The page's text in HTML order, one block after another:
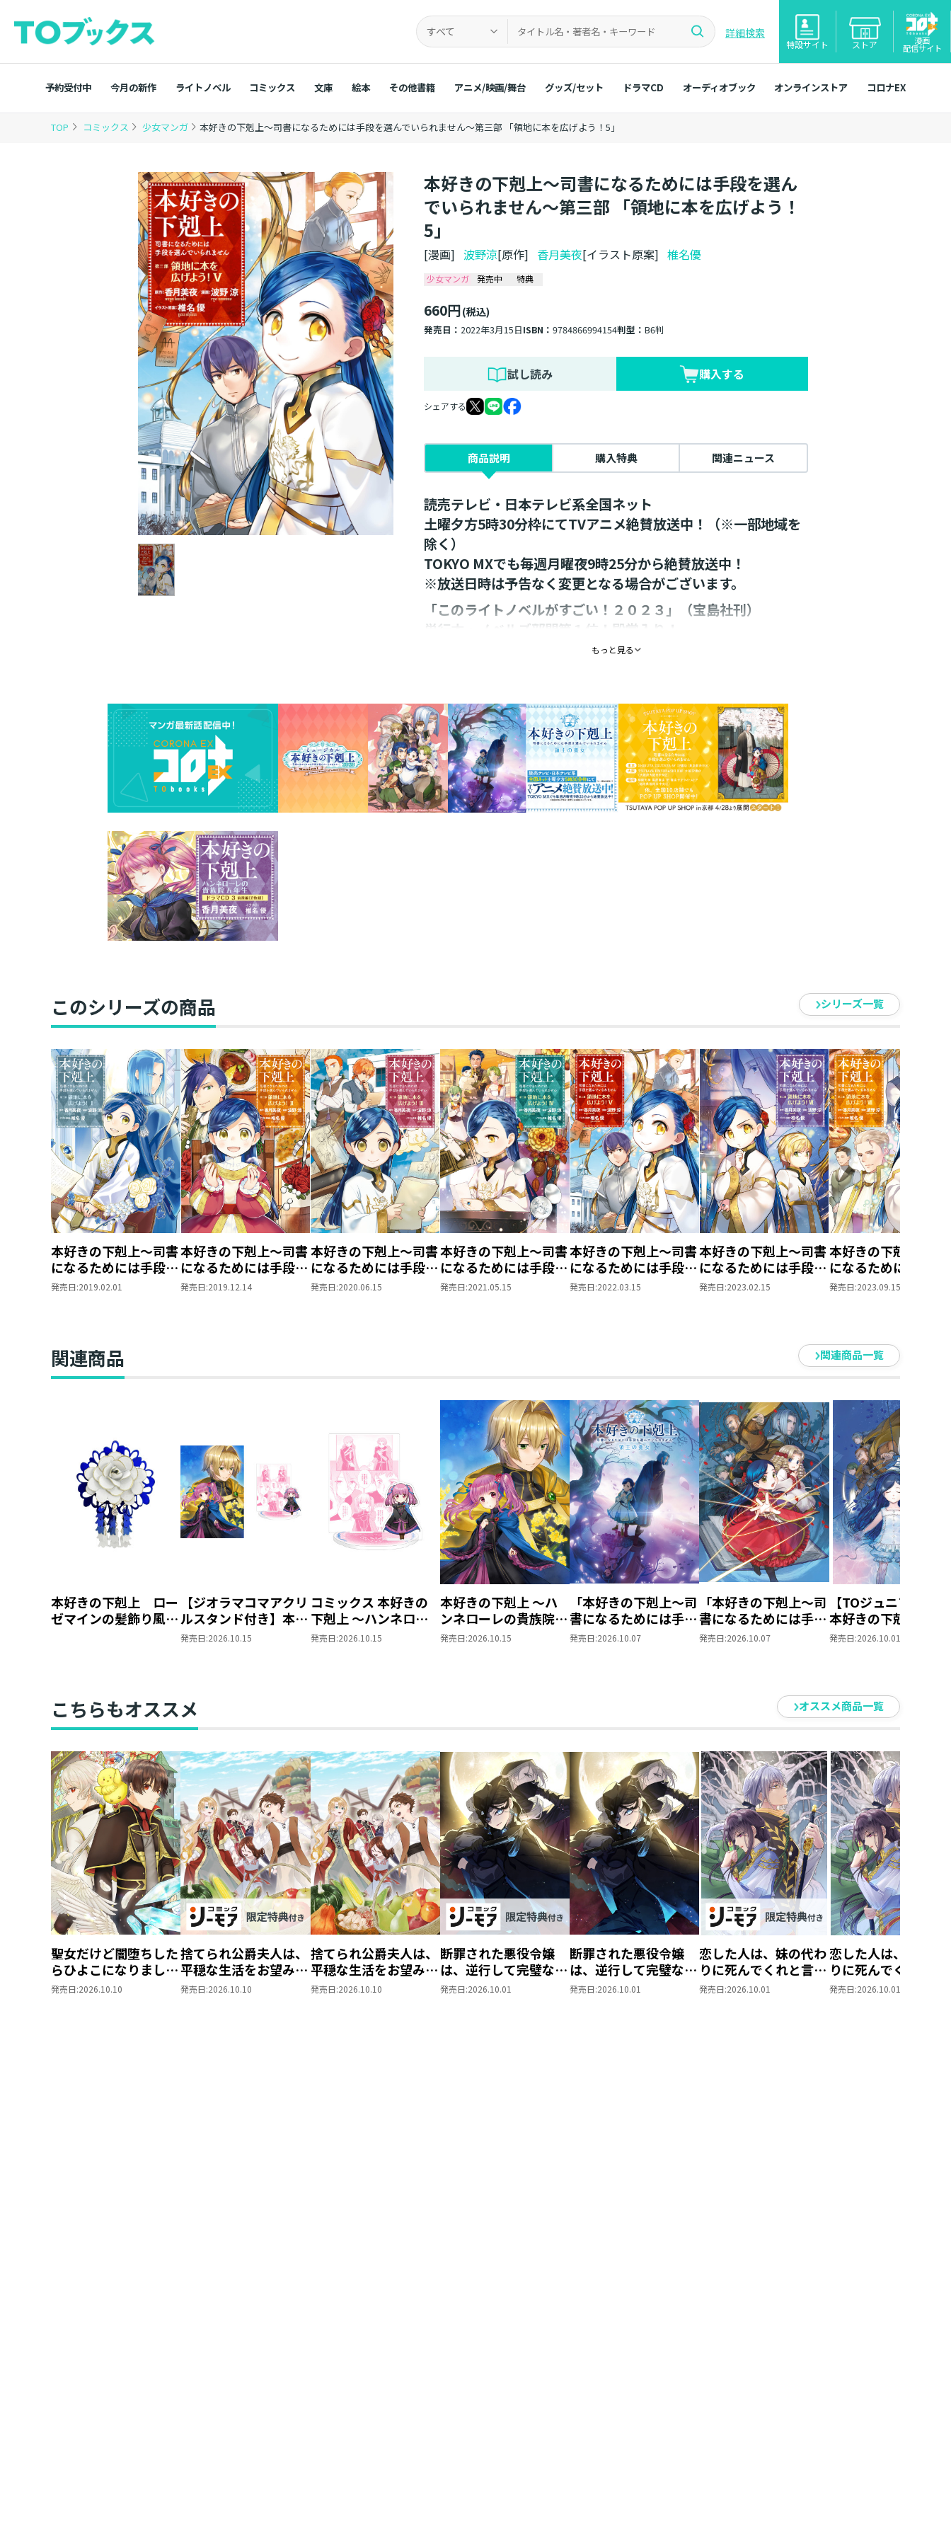
すべて 詳細検索
特設サイト ストア 漫画
配信サイト
予約受付中 今月の新作 ライトノベル コミックス 文庫 絵本 その他書籍 アニメ/映画/舞台 グッズ/セット ドラマCD オーディオブック オンラインストア コロナEX
TOP コミックス 少女マンガ 本好きの下剋上～司書になるためには手段を選んでいられません～第三部 「領地に本を広げよう！5」
本好きの下剋上～司書になるためには手段を選ん
でいられません～第三部 「領地に本を広げよう！
5」
[漫画]波野涼[原作] 香月美夜[イラスト原案]椎名優
少女マンガ 発売中 特典
660円(税込)
発売日：2022年3月15日ISBN：9784866994154判型：B6判
試し読み 購入する
シェアする
商品説明 購入特典 関連ニュース
読売テレビ・日本テレビ系全国ネット
土曜夕方5時30分枠にてTVアニメ絶賛放送中！（※一部地域を
除く）
TOKYO MXでも毎週月曜夜9時25分から絶賛放送中！
※放送日時は予告なく変更となる場合がございます。
「このライトノベルがすごい！２０２３」（宝島社刊）
単行本・ノベルズ部門第１位！殿堂入り！
シリーズ累計８００万部突破！（電子書籍を含む）
女性部門ランキング第１位！
単行本・ノベルズ部門第３位！
大人気ビブリア・ファンタジー第三部コミカライズ第５弾！！
ハッセの小神殿で孤児たちを引き取ったローゼマイン。
神殿と町での暮らしの違いを目の当たりにした孤児たちへの教育方針を固
もっと見る
このシリーズの商品 シリーズ一覧
本好きの下剋上～司書
になるためには手段を
選んでいられません～
発売日:2019.02.01
本好きの下剋上～司書
になるためには手段を
選んでいられません～
発売日:2019.12.14
本好きの下剋上～司書
になるためには手段を
選んでいられません～
発売日:2020.06.15
本好きの下剋上～司書
になるためには手段を
選んでいられません～
発売日:2021.05.15
本好きの下剋上～司書
になるためには手段を
選んでいられません～
発売日:2022.03.15
本好きの下剋上～司書
になるためには手段を
選んでいられません～
発売日:2023.02.15
本好きの下剋上～司
になるためには手段
選んでいられません
発売日:2023.09.15
関連商品 関連商品一覧
本好きの下剋上 ロー
ゼマインの髪飾り風ブ
【ジオラマコマアクリ
ルスタンド付き】本好
きの下剋上 ～ハンネ
ス）
発売日:2026.10.15
コミックス 本好きの
下剋上 ～ハンネロー
レの貴族院五年生～
発売日:2026.10.15
本好きの下剋上 ～ハ
ンネローレの貴族院五
年生～ 「恋してみた
発売日:2026.10.15
「本好きの下剋上～司
書になるためには手段
を選んでいられません
発売日:2026.10.07
「本好きの下剋上～司
書になるためには手段
を選んでいられません
発売日:2026.10.07
【TOジュニア文庫】
本好きの下剋上 第
部 領主の養女１０
発売日:2026.10.01
こちらもオススメ オススメ商品一覧
聖女だけど闇堕ちした
らひよこになりまし
た！@COMIC 第4巻
発売日:2026.10.10
捨てられ公爵夫人は、
平穏な生活をお望みの
ようです@COMIC 第3
発売日:2026.10.10
捨てられ公爵夫人は、
平穏な生活をお望みの
ようです@COMIC 第3
発売日:2026.10.10
断罪された悪役令嬢
は、逆行して完璧な悪
女を目指す@COMIC
発売日:2026.10.01
断罪された悪役令嬢
は、逆行して完璧な悪
女を目指す@COMIC
発売日:2026.10.01
恋した人は、妹の代わ
りに死んでくれと言っ
た。―妹と結婚した片
発売日:2026.10.01
恋した人は、妹の代
りに死んでくれと言
た。―妹と結婚した
発売日:2026.10.01